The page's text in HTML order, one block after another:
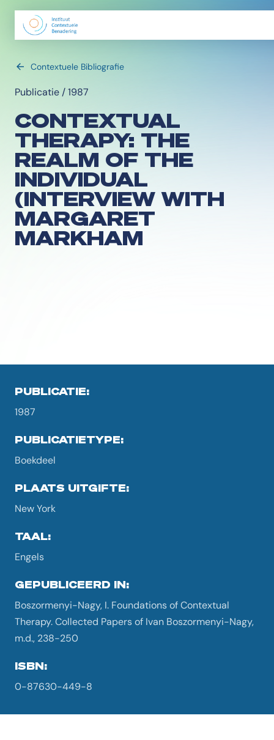
Contextuele Bibliografie
Publicatie / 1987
CONTEXTUAL
THERAPY: THE
REALM OF THE
INDIVIDUAL
(INTERVIEW WITH
MARGARET
MARKHAM
PUBLICATIE:
1987
PUBLICATIETYPE:
Boekdeel
PLAATS UITGIFTE:
New York
TAAL:
Engels
GEPUBLICEERD IN:
Boszormenyi-Nagy, I. Foundations of Contextual
Therapy. Collected Papers of Ivan Boszormenyi-Nagy,
m.d., 238-250
ISBN:
0-87630-449-8